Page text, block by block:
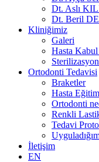
Dt. Aslı
Dt. Beril
Kliniğimiz
Galeri
Hasta Kabul
Ortodonti Tedavisi
Braketler
Hasta
Ortodonti
Renkli
Tedavi
İletişim
EN